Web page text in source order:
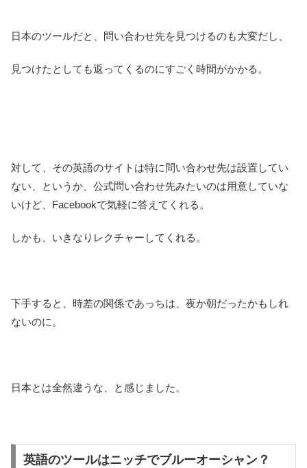
日本のツールだと、問い合わせ先を見つけるのも大変だし、
見つけたとしても返ってくるのにすごく時間がかかる。
対して、その英語のサイトは特に問い合わせ先は設置してい
ない、というか、公式問い合わせ先みたいのは用意していな
いけど、Facebookで気軽に答えてくれる。
しかも、いきなりレクチャーしてくれる。
下手すると、時差の関係であっちは、夜か朝だったかもしれ
ないのに。
日本とは全然違うな、と感じました。
英語のツールはニッチでブルーオーシャン？